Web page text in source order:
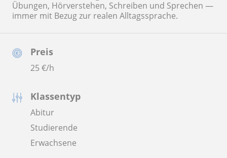
Preis
25€/h
Klassentyp
Abitur
Studierende
Erwachsene
Übungen, Hörverstehen, Schreiben und Sprechen —
immer mit Bezug zur realen Alltagssprache.